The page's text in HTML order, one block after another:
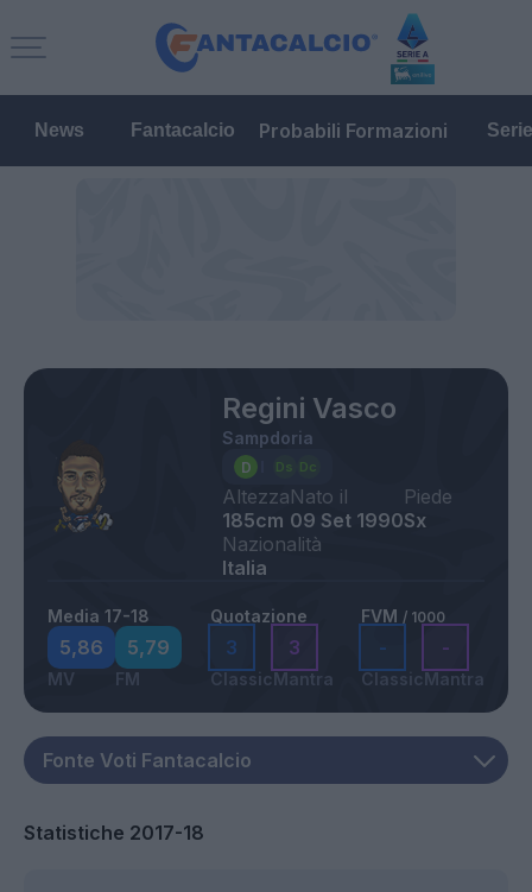
News Fantacalcio Probabili Formazioni
Regini Vasco
Sampdoria
Altezza
185cm
Nato il
09 Set 1990
Piede
Sx
Nazionalità
Italia
Media 17-18
5,86
MV
5,79
FM
Quotazione
3
Classic
3
Mantra
FVM / 1000
-
Classic
-
Mantra
Statistiche 2017-18